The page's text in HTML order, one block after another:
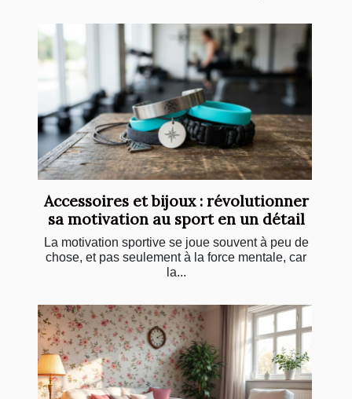
Accessoires et bijoux : révolutionner
sa motivation au sport en un détail
La motivation sportive se joue souvent à peu de
chose, et pas seulement à la force mentale, car
la...